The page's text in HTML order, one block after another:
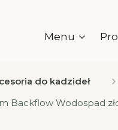
Menu
do kadzideł
Backflow Wodospad